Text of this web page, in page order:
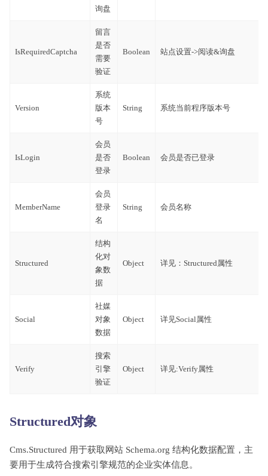
询盘
IsRequiredCaptcha
留言
是否
需要
验证
Boolean 站点设置->阅读&询盘
Version
系统
版本
号
String 系统当前程序版本号
IsLogin
会员
是否
登录
Boolean 会员是否已登录
MemberName
会员
登录
名
String 会员名称
Structured
结构
化对
象数
据
Object 详见：Structured属性
Social
社媒
对象
数据
Object 详见Social属性
Verify
搜索
引擎
验证
Object 详见:Verify属性
Structured对象
Cms.Structured 用于获取网站 Schema.org 结构化数据配置，主
要用于生成符合搜索引擎规范的企业实体信息。